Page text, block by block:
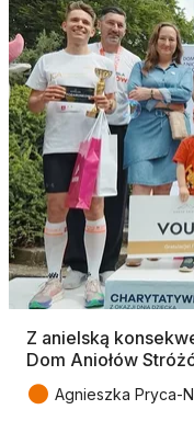
Z anielską
Dom Aniołów
● Agnieszka Pryca-